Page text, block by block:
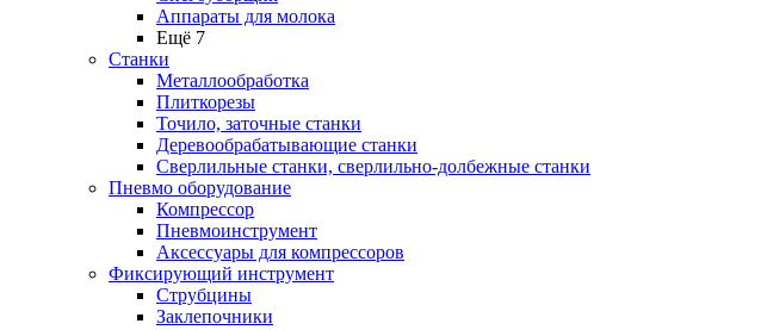
Аппараты для молока
Ещё 7
Станки
Металлообработка
Плиткорезы
Точило, заточные станки
Деревообрабатывающие станки
Сверлильные станки, сверлильно-долбежные станки
Пневмо оборудование
Компрессор
Пневмоинструмент
Аксессуары для компрессоров
Фиксирующий инструмент
Струбцины
Заклепочники